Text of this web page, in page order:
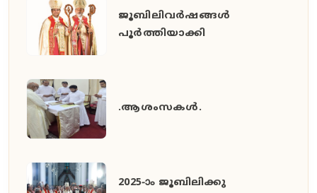
ജൂബിലിവർഷങ്ങൾ
പൂർത്തിയാക്കി
.ആശംസകൾ.
2025-ാം ജൂബിലിക്കു